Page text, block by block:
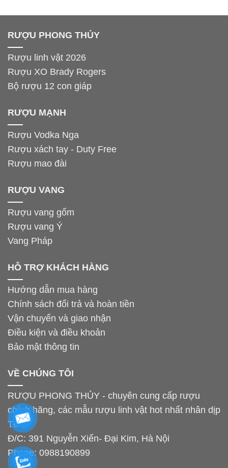
RƯỢU PHONG THỦY
Rượu linh vật 2026
Rượu XO Brady Rogers
Bộ rượu 12 con giáp
RƯỢU MẠNH
Rượu Vodka Nga
Rượu xách tay - Duty Free
Rượu mao đài
RƯỢU VANG
Rượu vang gốm
Rượu vang Ý
Vang Pháp
HỖ TRỢ KHÁCH HÀNG
Hướng dẫn mua hàng
Chính sách đổi trả và hoàn tiền
Vận chuyển và giao nhận
Điều kiện và điều khoản
Bảo mật thông tin
VỀ CHÚNG TÔI
RƯỢU PHONG THỦY - chuyên cung cấp rượu
chính hãng, các mẫu rượu linh vật hot nhất nhân dịp
Tết.
Đ/C: 391 Nguyễn Xiển- Đại Kim, Hà Nội
Phone: 0988190899